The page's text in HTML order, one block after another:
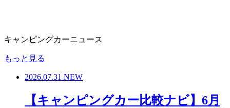
キャンピングカーニュース
もっと見る
2026.07.31 NEW
【キャンピングカー比較ナビ】6月